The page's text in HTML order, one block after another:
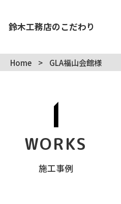
鈴木工務店のこだわり
Home > GLA福山会館様
WORKS
施工事例